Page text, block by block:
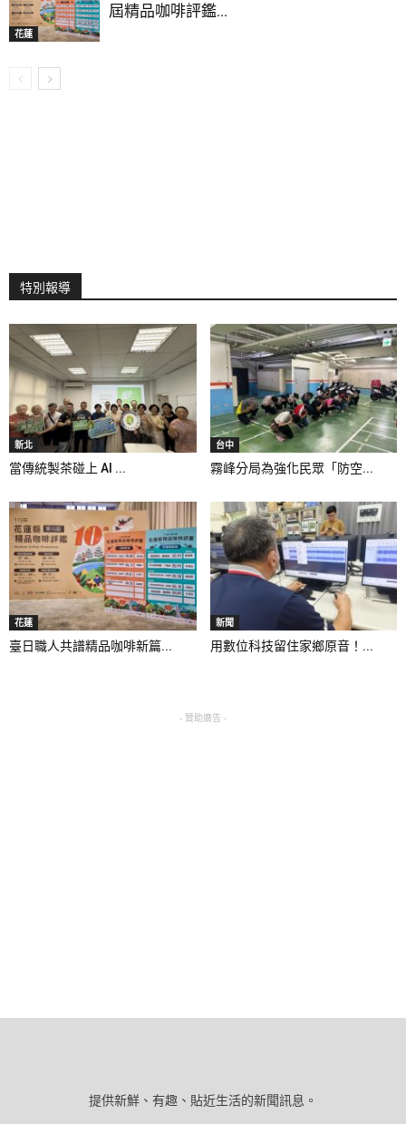
花蓮
屆精品咖啡評鑑...
特別報導
新北
當傳統製茶碰上 AI ...
台中
霧峰分局為強化民眾「防空...
花蓮
臺日職人共譜精品咖啡新篇...
新聞
用數位科技留住家鄉原音！...
- 贊助廣告 -
提供新鮮、有趣、貼近生活的新聞訊息。